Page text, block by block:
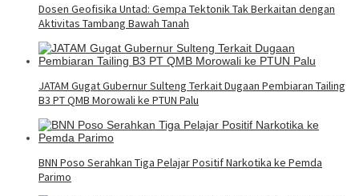
Dosen Geofisika Untad: Gempa Tektonik Tak Berkaitan dengan
Aktivitas Tambang Bawah Tanah
JATAM Gugat Gubernur Sulteng Terkait Dugaan Pembiaran Tailing
B3 PT QMB Morowali ke PTUN Palu
BNN Poso Serahkan Tiga Pelajar Positif Narkotika ke Pemda
Parimo